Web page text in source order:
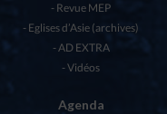
Revue MEP
Eglises d’Asie (archives)
AD EXTRA
Vidéos
Agenda